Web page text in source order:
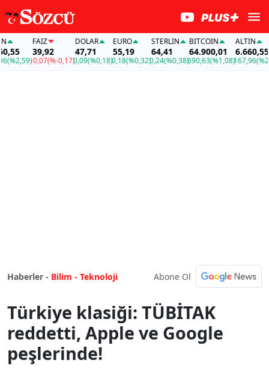
FAİZ
39,92
-0,07(%-0,17)
DOLAR
47,71
0,09(%0,18)
EURO
55,19
0,18(%0,32)
STERLIN
64,41
0,24(%0,38)
BITCOIN
64.900,01
690,63(%1,08)
ALTIN
6.660,55
167,96
Haberler - Bilim - Teknoloji Abone Ol
Türkiye klasiği: TÜBİTAK
reddetti, Apple ve Google
peşlerinde!